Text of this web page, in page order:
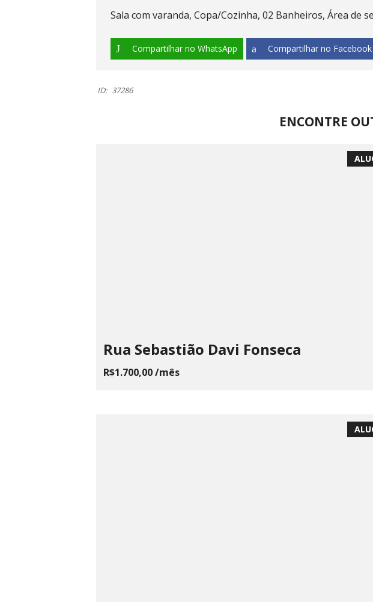
Sala com varanda, Copa/Cozinha, 02 Banheiros, Área de
Compartilhar no WhatsApp Compartilhar no Facebook
ID: 37286
ENCONTRE
Rua Sebastião Davi Fonseca
R$1.700,00 /mês